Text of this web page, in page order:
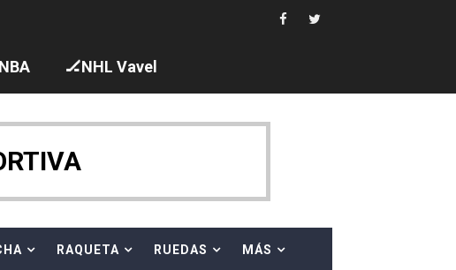
y Taddeucci. Ángela Martínez 5ª en 10km
junto al equipo neutral ruso, llevándose 8 medallas, seis para
🏒NHL Vavel
RAQUETA RUEDAS MÁS